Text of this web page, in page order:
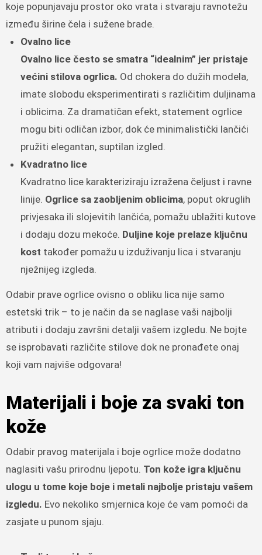
koje popunjavaju prostor oko vrata i stvaraju ravnotežu
između širine čela i sužene brade.
Ovalno lice
Ovalno lice često se smatra “idealnim” jer pristaje
većini stilova ogrlica. Od chokera do dužih modela,
imate slobodu eksperimentirati s različitim duljinama
i oblicima. Za dramatičan efekt, statement ogrlice
mogu biti odličan izbor, dok će minimalistički lančići
pružiti elegantan, suptilan izgled.
Kvadratno lice
Kvadratno lice karakteriziraju izražena čeljust i ravne
linije. Ogrlice sa zaobljenim oblicima, poput okruglih
privjesaka ili slojevitih lančića, pomažu ublažiti kutove
i dodaju dozu mekoće. Duljine koje prelaze ključnu
kost također pomažu u izduživanju lica i stvaranju
nježnijeg izgleda.
Odabir prave ogrlice ovisno o obliku lica nije samo
estetski trik – to je način da se naglase vaši najbolji
atributi i dodaju završni detalji vašem izgledu. Ne bojte
se isprobavati različite stilove dok ne pronađete onaj
koji vam najviše odgovara!
Materijali i boje za svaki ton
kože
Odabir pravog materijala i boje ogrlice može dodatno
naglasiti vašu prirodnu ljepotu. Ton kože igra ključnu
ulogu u tome koje boje i metali najbolje pristaju vašem
izgledu. Evo nekoliko smjernica koje će vam pomoći da
zasjate u punom sjaju.